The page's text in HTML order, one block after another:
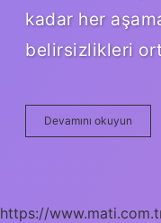
kadar her
belirsizlikleri
Devamını okuyun
Neden
https://